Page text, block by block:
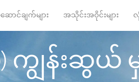
ောင်ချက်များ အသိုင်းအဝိုင်းများ
ကျွန်းဆွယ်